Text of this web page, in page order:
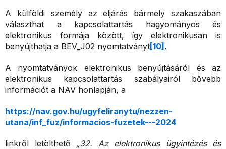
A külföldi személy az eljárás bármely szakaszában
választhat a kapcsolattartás hagyományos és
elektronikus formája között, így elektronikusan is
benyújthatja a BEV_J02 nyomtatványt[10] .
A nyomtatványok elektronikus benyújtásáról és az
elektronikus kapcsolattartás szabályairól bővebb
információt a NAV honlapján, a
https://nav.gov.hu/ugyfeliranytu/nezzen-
utana/inf_fuz/informacios-fuzetek---2024
linkről letölthető „32. Az elektronikus ügyintézés és